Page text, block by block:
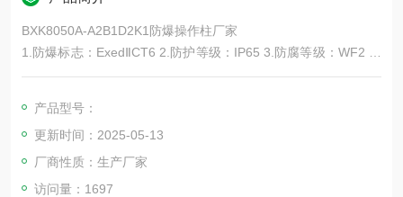
BXK8050A-A2B1D2K1防爆操作柱厂家
1.防爆标志：ExedⅡCT6 2.防护等级：IP65 3.防腐等级：WF2 ，
4.使用类别：AC-3、AC-4 5.额定电压：220V/380V ，6.额定电
1" 9.指示灯电压代号：a:AC/DC12-36V，b:AC/DC48-100V ，c:
DC220V ，d:AC2
产品型号：
更新时间：2025-05-13
厂商性质：生产厂家
访问量：1697